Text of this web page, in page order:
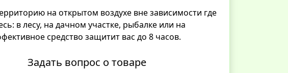
на открытом воздухе вне зависимости где
в лесу, на дачном участке, рыбалке или на
средство защитит вас до 8 часов.
Задать вопрос о товаре